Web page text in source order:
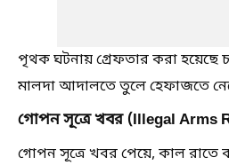
পৃথক ঘটনায় গ্রেফতার করা
মালদা আদালতে তুলে হেফাজতে
গোপন সূত্রে খবর (Illegal Arms
গোপন সূত্রে খবর পেয়ে, কাল রাতে